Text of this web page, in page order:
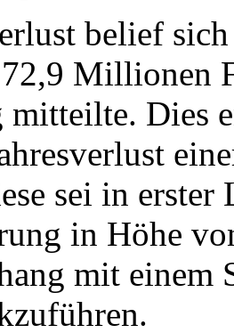
belief
Millionen
mitteilte. Dies
sei in
in Höhe
mit